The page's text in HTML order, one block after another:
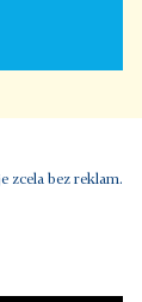
zcela bez reklam.